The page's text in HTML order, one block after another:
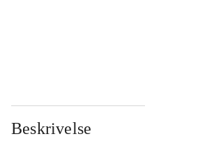
Beskrivelse